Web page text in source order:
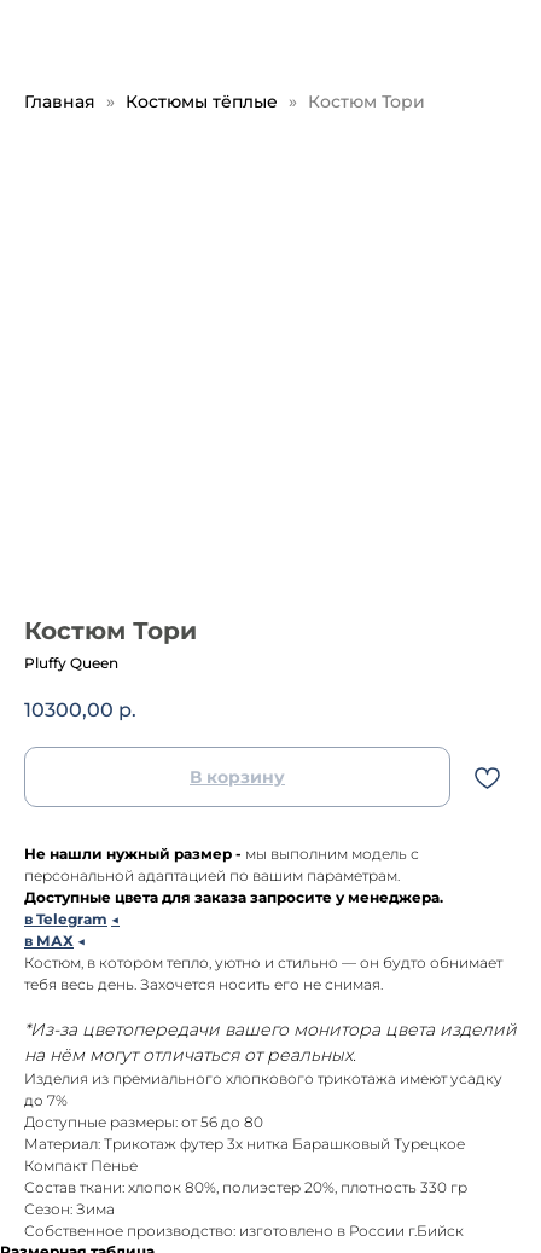
Главная Костюмы тёплые Костюм Тори
Костюм Тори
Pluffy Queen
10300,00 р.
В корзину
Не нашли нужный размер - мы выполним модель с
персональной адаптацией по вашим параметрам.
Доступные цвета для заказа запросите у менеджера.
в Telegram ◀
в МАХ ◀
Костюм, в котором тепло, уютно и стильно — он будто обнимает
тебя весь день. Захочется носить его не снимая.
*Из-за цветопередачи вашего монитора цвета изделий
на нём могут отличаться от реальных.
Изделия из премиального хлопкового трикотажа имеют усадку
до 7%
Доступные размеры: от 56 до 80
Материал: Трикотаж футер 3х нитка Барашковый Турецкое
Компакт Пенье
Состав ткани: хлопок 80%, полиэстер 20%, плотность 330 гр
Сезон: Зима
Собственное производство: изготовлено в России г.Бийск